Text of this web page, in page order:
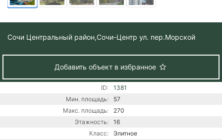
Сочи Центральный район,Сочи-Центр ул. пер.Морской
Добавить объект в избранное
ID:
1381
Мин. площадь:
57
Макс. площадь:
270
Этажность:
16
Класс:
Элитное